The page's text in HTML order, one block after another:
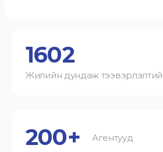
1602
Жилийн дундаж
200+ Агентууд